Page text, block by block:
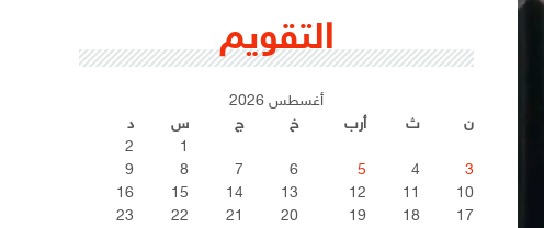
التقويم
أغسطس 2026
ن
ث أرب خ ج س
د
1
2
3
4
5
6
7
8
9
10
11
12
13
14
15
16
17
18
19
20
21
22
23